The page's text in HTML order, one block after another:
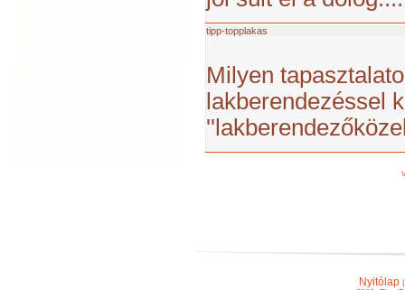
tipp-topplakas
Milyen
lakberendezéssel
Nyitólap